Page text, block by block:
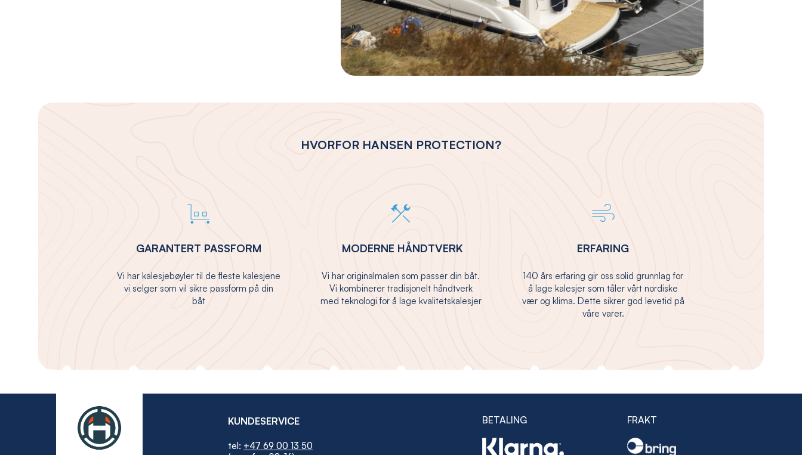
HVORFOR HANSEN PROTECTION?
GARANTERT PASSFORM
Vi har kalesjebøyler til de fleste kalesjene
vi selger som vil sikre passform på din
båt
MODERNE HÅNDTVERK
Vi har originalmalen som passer din båt.
Vi kombinerer tradisjonelt håndtverk
med teknologi for å lage kvalitetskalesjer
ERFARING
140 års erfaring gir oss solid grunnlag for
å lage kalesjer som tåler vårt nordiske
vær og klima. Dette sikrer god levetid på
våre varer.
KUNDESERVICE
tel: +47 69 00 13 50
BETALING FRAKT